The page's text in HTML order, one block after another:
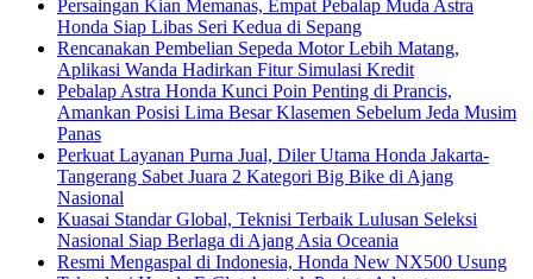
Persaingan Kian Memanas, Empat Pebalap Muda Astra
Honda Siap Libas Seri Kedua di Sepang
Rencanakan Pembelian Sepeda Motor Lebih Matang,
Aplikasi Wanda Hadirkan Fitur Simulasi Kredit
Pebalap Astra Honda Kunci Poin Penting di Prancis,
Amankan Posisi Lima Besar Klasemen Sebelum Jeda Musim
Panas
Perkuat Layanan Purna Jual, Diler Utama Honda Jakarta-
Tangerang Sabet Juara 2 Kategori Big Bike di Ajang
Nasional
Kuasai Standar Global, Teknisi Terbaik Lulusan Seleksi
Nasional Siap Berlaga di Ajang Asia Oceania
Resmi Mengaspal di Indonesia, Honda New NX500 Usung